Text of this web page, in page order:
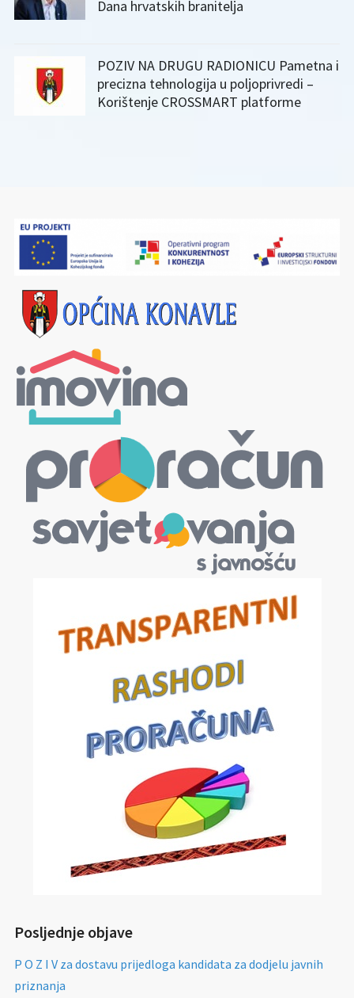
Dana hrvatskih branitelja
POZIV NA DRUGU RADIONICU Pametna i
precizna tehnologija u poljoprivredi –
Korištenje CROSSMART platforme
Posljednje objave
P O Z I V za dostavu prijedloga kandidata za dodjelu javnih
priznanja